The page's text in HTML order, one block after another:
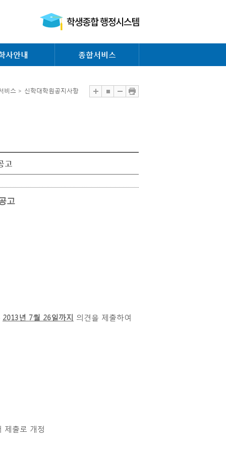
사안내 종합서비스
비스 > 신학대학원공지사항
고
고
2013년 7월 26일까지 의견을 제출하여
제출로 개정